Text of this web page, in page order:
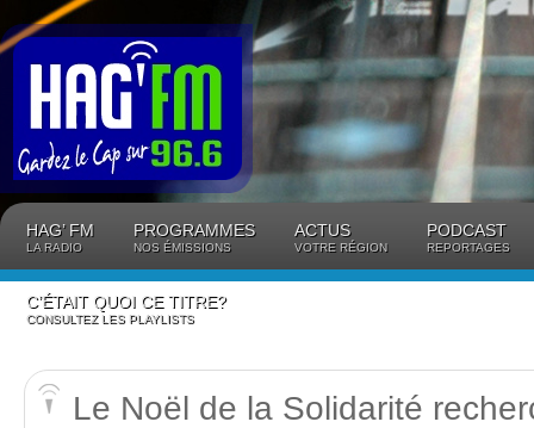
HAG’ FM
LA RADIO
PROGRAMMES
NOS ÉMISSIONS
ACTUS
VOTRE RÉGION
PODCAST
REPORTAGES
C’ÉTAIT QUOI CE TITRE?
CONSULTEZ LES PLAYLISTS
Le Noël de la Solidarité
Panneau de gestion des cookies